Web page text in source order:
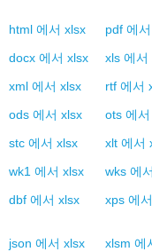
html 에서 xlsx pdf 에서
docx 에서 xlsx xls 에서
xml 에서 xlsx rtf 에서
ods 에서 xlsx ots 에서
stc 에서 xlsx xlt 에서
wk1 에서 xlsx wks 에서
dbf 에서 xlsx xps 에서
json 에서 xlsx xlsm 에